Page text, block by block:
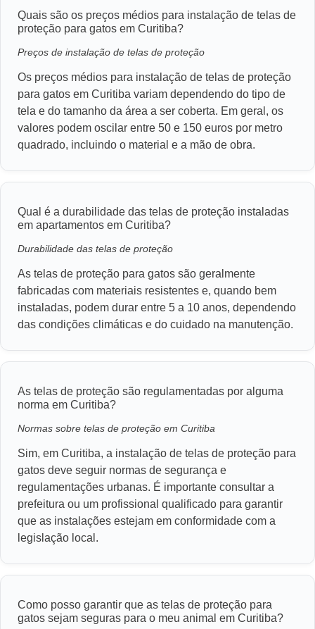
Quais são os preços médios para instalação de telas de
proteção para gatos em Curitiba?
Preços de instalação de telas de proteção
Os preços médios para instalação de telas de proteção
para gatos em Curitiba variam dependendo do tipo de
tela e do tamanho da área a ser coberta. Em geral, os
valores podem oscilar entre 50 e 150 euros por metro
quadrado, incluindo o material e a mão de obra.
Qual é a durabilidade das telas de proteção instaladas
em apartamentos em Curitiba?
Durabilidade das telas de proteção
As telas de proteção para gatos são geralmente
fabricadas com materiais resistentes e, quando bem
instaladas, podem durar entre 5 a 10 anos, dependendo
das condições climáticas e do cuidado na manutenção.
As telas de proteção são regulamentadas por alguma
norma em Curitiba?
Normas sobre telas de proteção em Curitiba
Sim, em Curitiba, a instalação de telas de proteção para
gatos deve seguir normas de segurança e
regulamentações urbanas. É importante consultar a
prefeitura ou um profissional qualificado para garantir
que as instalações estejam em conformidade com a
legislação local.
Como posso garantir que as telas de proteção para
gatos sejam seguras para o meu animal em Curitiba?